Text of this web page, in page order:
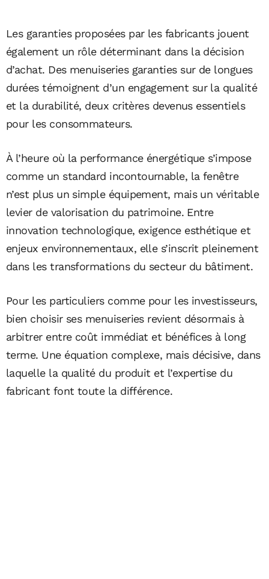
Les garanties proposées par les fabricants jouent
également un rôle déterminant dans la décision
d’achat. Des menuiseries garanties sur de longues
durées témoignent d’un engagement sur la qualité
et la durabilité, deux critères devenus essentiels
pour les consommateurs.
À l’heure où la performance énergétique s’impose
comme un standard incontournable, la fenêtre
n’est plus un simple équipement, mais un véritable
levier de valorisation du patrimoine. Entre
innovation technologique, exigence esthétique et
enjeux environnementaux, elle s’inscrit pleinement
dans les transformations du secteur du bâtiment.
Pour les particuliers comme pour les investisseurs,
bien choisir ses menuiseries revient désormais à
arbitrer entre coût immédiat et bénéfices à long
terme. Une équation complexe, mais décisive, dans
laquelle la qualité du produit et l’expertise du
fabricant font toute la différence.